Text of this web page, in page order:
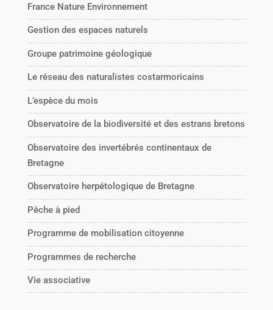
France Nature Environnement
Gestion des espaces naturels
Groupe patrimoine géologique
Le réseau des naturalistes costarmoricains
L’espèce du mois
Observatoire de la biodiversité et des estrans bretons
Observatoire des invertébrés continentaux de
Bretagne
Observatoire herpétologique de Bretagne
Pêche à pied
Programme de mobilisation citoyenne
Programmes de recherche
Vie associative